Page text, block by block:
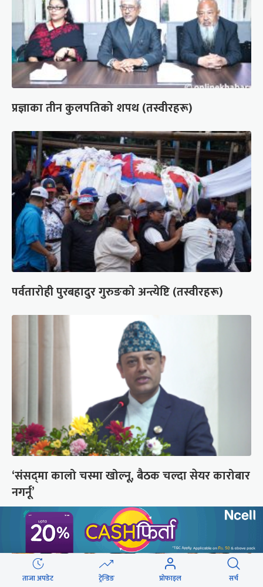
प्रज्ञाका तीन कुलपतिको शपथ (तस्वीरहरू)
पर्वतारोही पुरबहादुर गुरुङको अन्त्येष्टि (तस्वीरहरू)
‘संसद्‍मा कालो चस्मा खोल्नू, बैठक चल्दा सेयर कारोबार
नगर्नू’
ताजा अपडेट ट्रेन्डिङ प्रोफाइल सर्च